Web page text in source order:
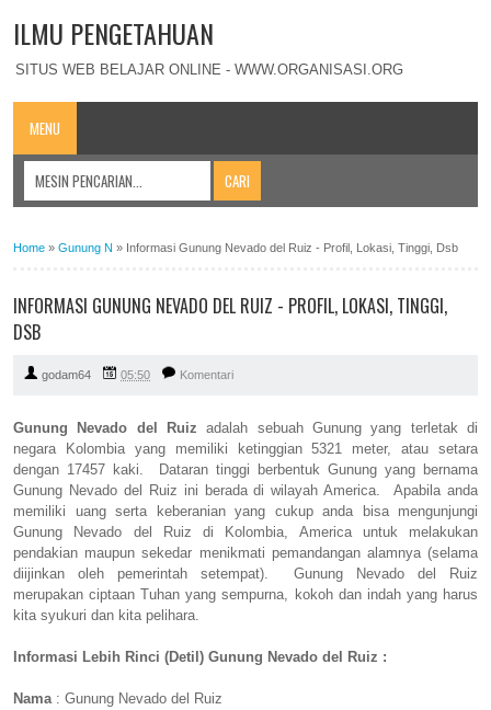
ILMU PENGETAHUAN
SITUS WEB BELAJAR ONLINE - WWW.ORGANISASI.ORG
MENU
Home » Gunung N » Informasi Gunung Nevado del Ruiz - Profil, Lokasi, Tinggi, Dsb
INFORMASI GUNUNG NEVADO DEL RUIZ - PROFIL, LOKASI, TINGGI,
DSB
godam64 05:50 Komentari
Gunung Nevado del Ruiz adalah sebuah Gunung yang terletak di
negara Kolombia yang memiliki ketinggian 5321 meter, atau setara
dengan 17457 kaki. Dataran tinggi berbentuk Gunung yang bernama
Gunung Nevado del Ruiz ini berada di wilayah America. Apabila anda
memiliki uang serta keberanian yang cukup anda bisa mengunjungi
Gunung Nevado del Ruiz di Kolombia, America untuk melakukan
pendakian maupun sekedar menikmati pemandangan alamnya (selama
diijinkan oleh pemerintah setempat). Gunung Nevado del Ruiz
merupakan ciptaan Tuhan yang sempurna, kokoh dan indah yang harus
kita syukuri dan kita pelihara.
Informasi Lebih Rinci (Detil) Gunung Nevado del Ruiz :
Nama: Gunung Nevado del Ruiz